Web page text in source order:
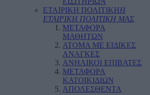
ΕΤΑΙΡΙΚΗ ΠΟΛΙΤΙΚΗΗ
ΕΤΑΙΡΙΚΗ ΠΟΛΙΤΙΚΗ ΜΑΣ
ΜΕΤΑΦΟΡΑ
ΜΑΘΗΤΩΝ
ΑΤΟΜΑ ΜΕ ΕΙΔΙΚΕΣ
ΑΝΑΓΚΕΣ
ΑΝΗΛΙΚΟΙ ΕΠΙΒΑΤΕΣ
ΜΕΤΑΦΟΡΑ
ΚΑΤΟΙΚΙΔΙΩΝ
ΑΠΟΛΕΣΘΕΝΤΑ